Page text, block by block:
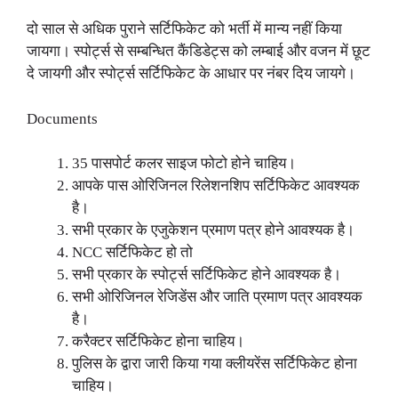
दो साल से अधिक पुराने सर्टिफिकेट को भर्ती में मान्य नहीं किया
जायगा। स्पोर्ट्स से सम्बन्धित कैंडिडेट्स को लम्बाई और वजन में छूट
दे जायगी और स्पोर्ट्स सर्टिफिकेट के आधार पर नंबर दिय जायगे।
Documents
35 पासपोर्ट कलर साइज फोटो होने चाहिय।
आपके पास ओरिजिनल रिलेशनशिप सर्टिफिकेट आवश्यक
है।
सभी प्रकार के एजुकेशन प्रमाण पत्र होने आवश्यक है।
NCC सर्टिफिकेट हो तो
सभी प्रकार के स्पोर्ट्स सर्टिफिकेट होने आवश्यक है।
सभी ओरिजिनल रेजिडेंस और जाति प्रमाण पत्र आवश्यक
है।
करैक्टर सर्टिफिकेट होना चाहिय।
पुलिस के द्वारा जारी किया गया क्लीयरेंस सर्टिफिकेट होना
चाहिय।